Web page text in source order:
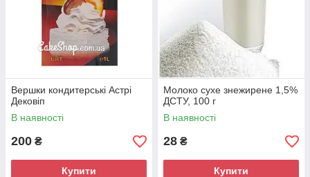
Вершки кондитерські Астрі
Дековіп
В наявності
200 ₴
Купити
Молоко сухе знежирене 1,5%
ДСТУ, 100 г
В наявності
28 ₴
Купити